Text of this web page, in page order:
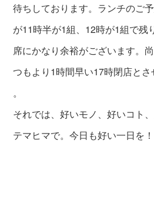
待ちしております。ランチのご
が11時半が1組、12時が1組で残
席にかなり余裕がございます。
つもより1時間早い17時閉店と
。
それでは、好いモノ、好いコト
テマヒマで。今日も好い一日を！